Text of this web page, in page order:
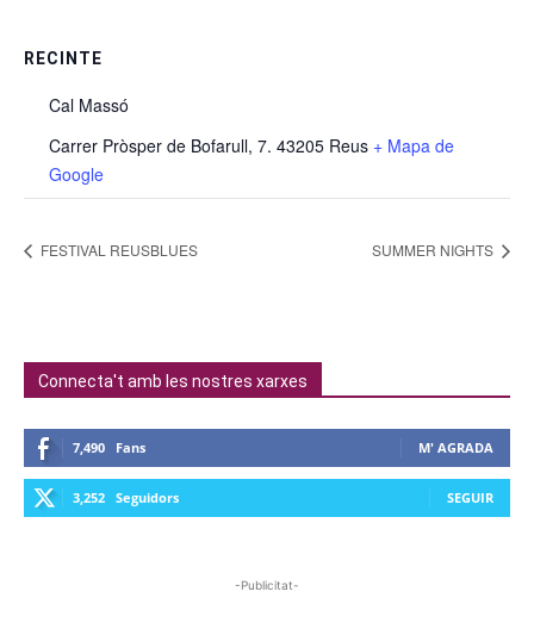
RECINTE
Cal Massó
Carrer Pròsper de Bofarull, 7. 43205 Reus + Mapa de
Google
FESTIVAL REUSBLUES SUMMER NIGHTS
Connecta't amb les nostres xarxes
7,490 Fans M' AGRADA
3,252 Seguidors SEGUIR
-Publicitat-